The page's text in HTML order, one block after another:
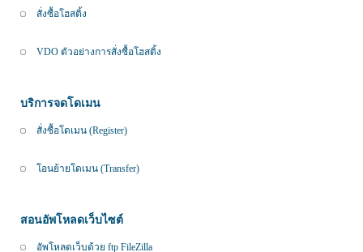
สั่งซื้อโฮสติ้ง
VDO ตัวอย่างการสั่งซื้อโฮสติ้ง
บริการจดโดเมน
สั่งซื้อโดเมน (Register)
โอนย้ายโดเมน (Transfer)
สอนอัพโหลดเว็บไซต์
อัพโหลดเว็บด้วย ftp FileZilla